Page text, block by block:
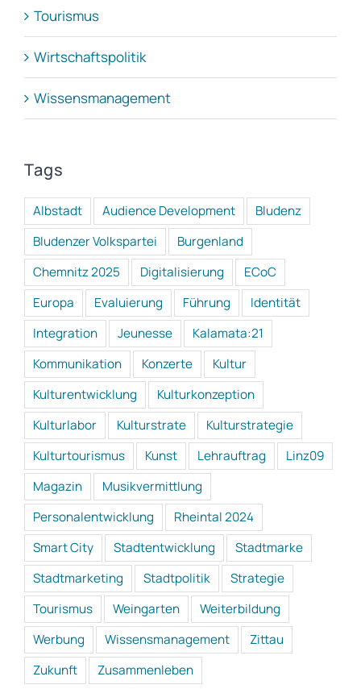
Tourismus
Wirtschaftspolitik
Wissensmanagement
Tags
Albstadt Audience Development
Bludenz
Bludenzer Volkspartei
Burgenland
Chemnitz 2025
Digitalisierung
ECoC
Europa
Evaluierung Führung
Identität
Integration
Jeunesse
Kalamata:21
Kommunikation
Konzerte
Kultur
Kulturentwicklung
Kulturkonzeption
Kulturlabor
Kulturstrate
Kulturstrategie
Kulturtourismus
Kunst Lehrauftrag
Linz09
Magazin
Musikvermittlung
Personalentwicklung
Rheintal 2024
Smart City
Stadtentwicklung
Stadtmarke
Stadtmarketing
Stadtpolitik
Strategie
Tourismus
Weingarten
Weiterbildung
Werbung
Wissensmanagement
Zittau
Zukunft
Zusammenleben